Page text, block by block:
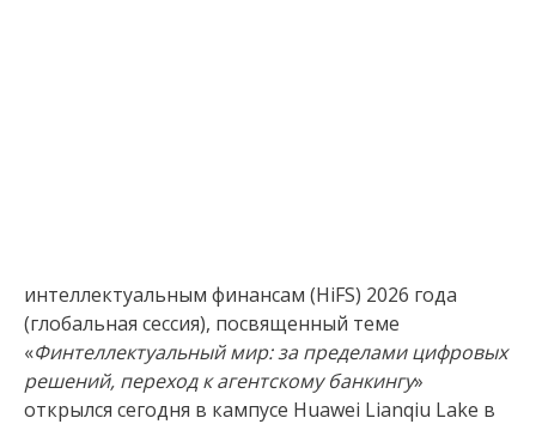
интеллектуальным финансам (HiFS) 2026 года
(глобальная сессия), посвященный теме
«Финтеллектуальный мир: за пределами цифровых
решений, переход к агентскому банкингу»
открылся сегодня в кампусе Huawei Lianqiu Lake в